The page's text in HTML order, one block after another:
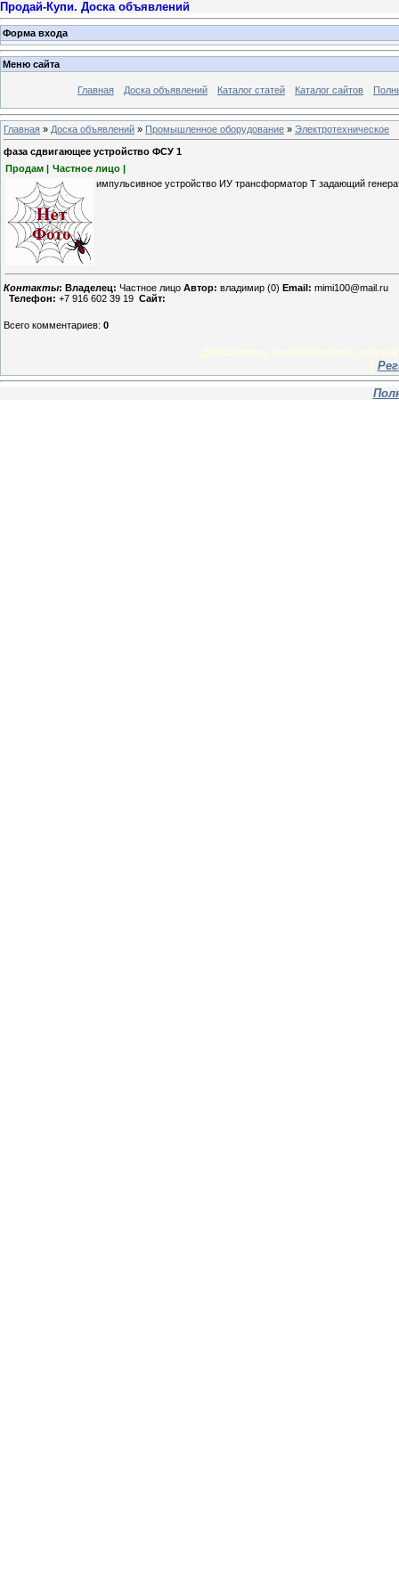
Продай-Купи. Доска объявлений
Форма входа
Меню сайта
Главная Доска объявлений Каталог статей Каталог сайтов
Главная » Доска объявлений » Промышленное оборудование » Электротехническое
фаза сдвигающее устройство ФСУ 1
Продам | Частное лицо |
импульсивное устройство ИУ трансформатор Т задающий
Контакты: Владелец: Частное лицо Автор: владимир (0) Email: mimi100@mail.ru
Телефон: +7 916 602 39 19 Сайт:
Всего комментариев: 0